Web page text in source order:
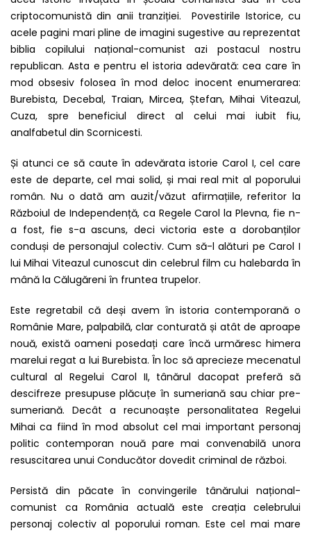
criptocomunistă din anii tranziției. Povestirile Istorice, cu
acele pagini mari pline de imagini sugestive au reprezentat
biblia copilului național-comunist azi postacul nostru
republican. Asta e pentru el istoria adevărată: cea care în
mod obsesiv folosea în mod deloc inocent enumerarea:
Burebista, Decebal, Traian, Mircea, Ștefan, Mihai Viteazul,
Cuza, spre beneficiul direct al celui mai iubit fiu,
analfabetul din Scornicesti.
Și atunci ce să caute în adevărata istorie Carol I, cel care
este de departe, cel mai solid, și mai real mit al poporului
român. Nu o dată am auzit/văzut afirmațiile, referitor la
Războiul de Independență, ca Regele Carol la Plevna, fie n-
a fost, fie s-a ascuns, deci victoria este a dorobanților
conduși de personajul colectiv. Cum să-l alături pe Carol I
lui Mihai Viteazul cunoscut din celebrul film cu halebarda în
mână la Călugăreni în fruntea trupelor.
Este regretabil că deși avem în istoria contemporană o
Românie Mare, palpabilă, clar conturată și atât de aproape
nouă, există oameni posedați care încă urmăresc himera
marelui regat a lui Burebista. În loc să aprecieze mecenatul
cultural al Regelui Carol II, tânărul dacopat preferă să
descifreze presupuse plăcuțe în sumeriană sau chiar pre-
sumeriană. Decât a recunoaște personalitatea Regelui
Mihai ca fiind în mod absolut cel mai important personaj
politic contemporan nouă pare mai convenabilă unora
resuscitarea unui Conducător dovedit criminal de război.
Persistă din păcate în convingerile tânărului național-
comunist ca România actuală este creația celebrului
personaj colectiv al poporului roman. Este cel mai mare